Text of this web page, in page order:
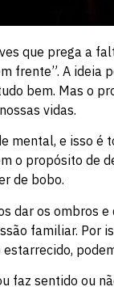
que prega a
frente”. A ideia
bem. Mas o
vidas.
mental, e isso
o propósito de
de bobo.
dar os ombros
familiar. Por
faz sentido ou